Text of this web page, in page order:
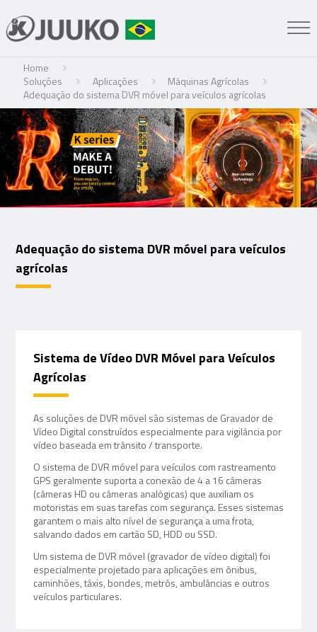
Home
Soluções
Aplicações
Máquinas Agrícolas
Adequação do sistema DVR móvel para veículos agrícolas
Adequação do sistema DVR móvel para veículos
agrícolas
Sistema de Vídeo DVR Móvel para Veículos
Agrícolas
As soluções de DVR móvel são sistemas de Gravador de
Vídeo Digital construídos especialmente para vigilância por
vídeo baseada em trânsito / transporte.
O sistema de DVR móvel para veículos com rastreamento
GPS geralmente suporta a conexão de 4 a 16 câmeras
(câmeras HD ou câmeras analógicas) que auxiliam os
motoristas em suas tarefas com segurança. Esses sistemas
garantem o mais alto nível de segurança a uma frota,
salvando dados em cartão SD, HDD ou SSD.
Um sistema de DVR móvel (gravador de vídeo digital) foi
especialmente projetado para aplicações em ônibus,
caminhões, táxis, bondes, metrôs, ambulâncias e outros
veículos particulares.